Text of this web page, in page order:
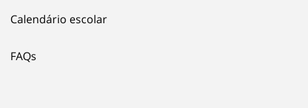
Calendário escolar
FAQs